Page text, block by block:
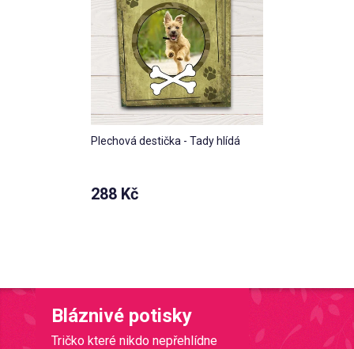
Plechová destička - Tady hlídá
288 Kč
Bláznivé potisky
Tričko které nikdo nepřehlídne